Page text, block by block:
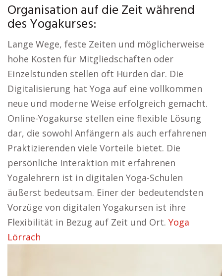
Organisation auf die Zeit während
des Yogakurses:
Lange Wege, feste Zeiten und möglicherweise
hohe Kosten für Mitgliedschaften oder
Einzelstunden stellen oft Hürden dar. Die
Digitalisierung hat Yoga auf eine vollkommen
neue und moderne Weise erfolgreich gemacht.
Online-Yogakurse stellen eine flexible Lösung
dar, die sowohl Anfängern als auch erfahrenen
Praktizierenden viele Vorteile bietet. Die
persönliche Interaktion mit erfahrenen
Yogalehrern ist in digitalen Yoga-Schulen
äußerst bedeutsam. Einer der bedeutendsten
Vorzüge von digitalen Yogakursen ist ihre
Flexibilität in Bezug auf Zeit und Ort. Yoga
Lörrach